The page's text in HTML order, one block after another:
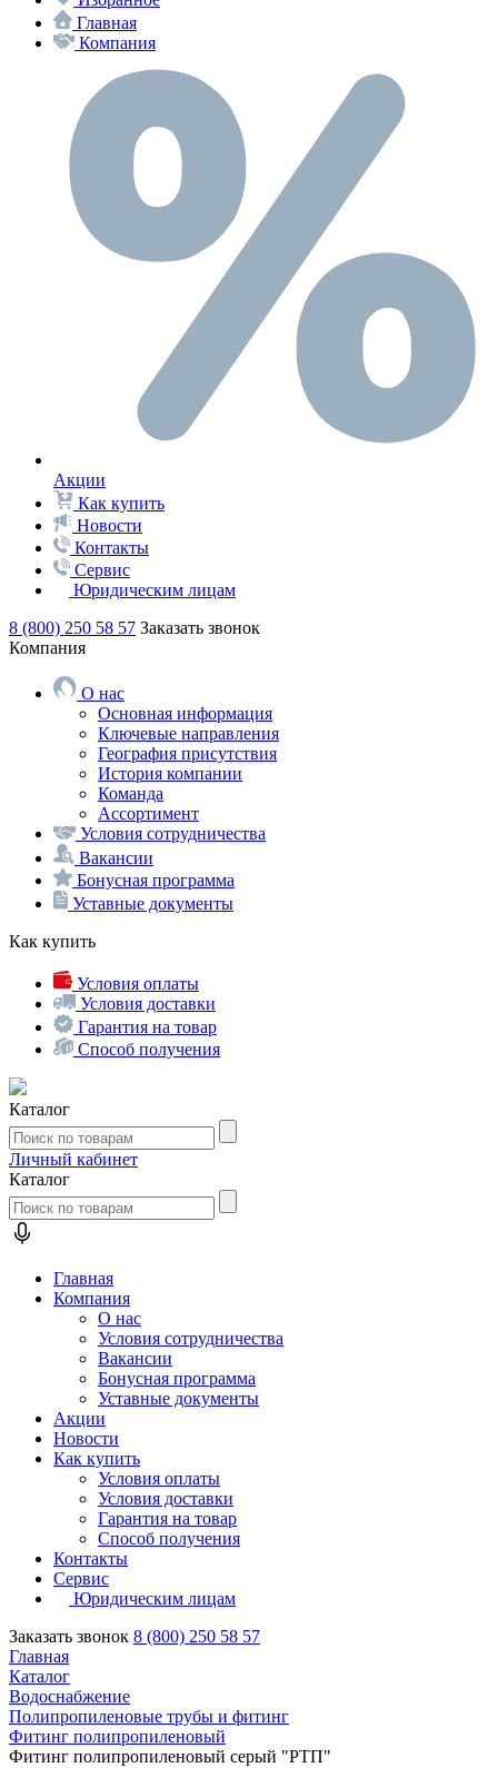
Главная
Компания
Акции
Как купить
Новости
Контакты
Сервис
Юридическим лицам
8 (800) 250 58 57 Заказать звонок
Компания
О нас
Основная информация
Ключевые направления
География присутствия
История компании
Команда
Ассортимент
Условия сотрудничества
Вакансии
Бонусная программа
Уставные документы
Как купить
Условия оплаты
Условия доставки
Гарантия на товар
Способ получения
Каталог
Личный кабинет
Каталог
Главная
Компания
О нас
Условия сотрудничества
Вакансии
Бонусная программа
Уставные документы
Акции
Новости
Как купить
Условия оплаты
Условия доставки
Гарантия на товар
Способ получения
Контакты
Сервис
Юридическим лицам
Заказать звонок 8 (800) 250 58 57
Главная
Каталог
Водоснабжение
Полипропиленовые трубы и фитинг
Фитинг полипропиленовый
Фитинг полипропиленовый серый "РТП"